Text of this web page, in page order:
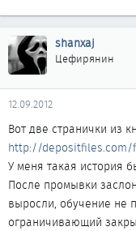
shanxaj
Цефирянин
12.09.2012
Вот две странички из
http://depositfiles.com/
У меня такая история
После промывки
выросли, обучение не
ограничивающий